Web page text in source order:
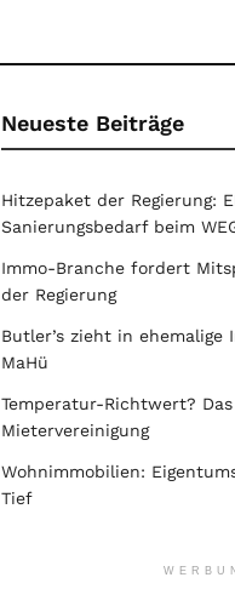
Neueste Beiträge
Hitzepaket der Regierung:
Sanierungsbedarf beim
Immo-Branche fordert
der Regierung
Butler’s zieht in
MaHü
Temperatur-Richtwert?
Mietervereinigung
Wohnimmobilien:
Tief